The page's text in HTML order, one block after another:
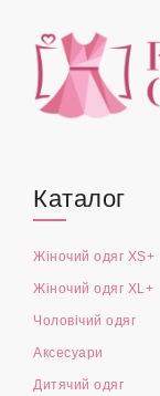
Каталог
Жіночий одяг XS+
Жіночий одяг XL+
Чоловічий одяг
Аксесуари
Дитячий одяг